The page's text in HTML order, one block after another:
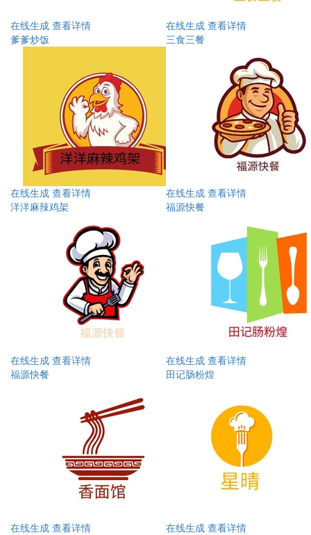
在线生成 查看详情
爹爹炒饭
在线生成 查看详情
三食三餐
在线生成 查看详情
洋洋麻辣鸡架
在线生成 查看详情
福源快餐
在线生成 查看详情
福源快餐
在线生成 查看详情
田记肠粉煌
在线生成 查看详情
在线生成 查看详情